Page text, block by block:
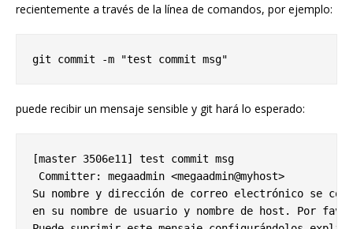
recientemente a través de la línea de comandos, por ejemplo:
puede recibir un mensaje sensible y git hará lo esperado:
[master 3506e11] test commit msg
Committer: megaadmin <megaadmin@myhost>
Su nombre y dirección de correo electrónico se
en su nombre de usuario y nombre de host. Por